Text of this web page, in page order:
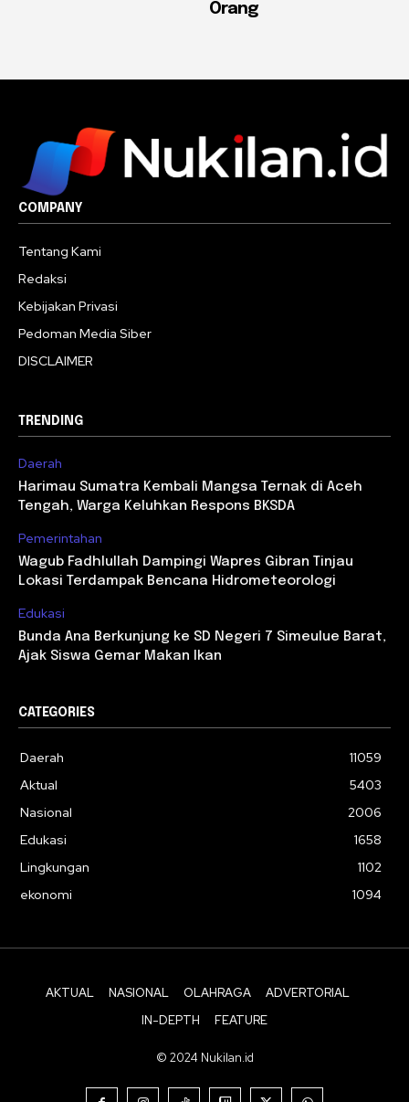
Orang
COMPANY
Tentang Kami
Redaksi
Kebijakan Privasi
Pedoman Media Siber
DISCLAIMER
TRENDING
Daerah
Harimau Sumatra Kembali Mangsa Ternak di Aceh
Tengah, Warga Keluhkan Respons BKSDA
Pemerintahan
Wagub Fadhlullah Dampingi Wapres Gibran Tinjau
Lokasi Terdampak Bencana Hidrometeorologi
Edukasi
Bunda Ana Berkunjung ke SD Negeri 7 Simeulue Barat,
Ajak Siswa Gemar Makan Ikan
CATEGORIES
Daerah
11059
Aktual
5403
Nasional
2006
Edukasi
1658
Lingkungan
1102
ekonomi
1094
AKTUAL NASIONAL OLAHRAGA
ADVERTORIAL
IN-DEPTH
FEATURE
© 2024 Nukilan.id